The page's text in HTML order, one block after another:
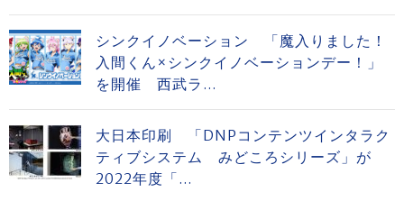
シンクイノベーション 「魔入りました！
入間くん×シンクイノベーションデー！」
を開催 西武ラ...
大日本印刷 「DNPコンテンツインタラク
ティブシステム みどころシリーズ」が
2022年度「...